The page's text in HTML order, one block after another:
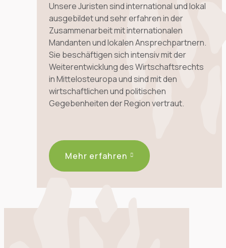
Unsere Juristen sind international und lokal
ausgebildet und sehr erfahren in der
Zusammenarbeit mit internationalen
Mandanten und lokalen Ansprechpartnern.
Sie beschäftigen sich intensiv mit der
Weiterentwicklung des Wirtschaftsrechts
in Mittelosteuropa und sind mit den
wirtschaftlichen und politischen
Gegebenheiten der Region vertraut.
Mehr erfahren